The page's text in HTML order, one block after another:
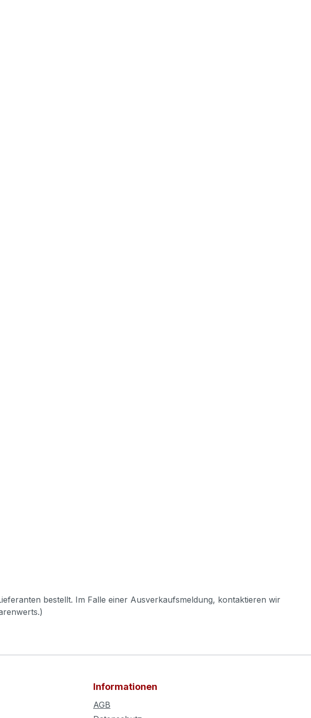
bestellt. Im Falle einer Ausverkaufsmeldung, kontaktieren wir
Informationen
AGB